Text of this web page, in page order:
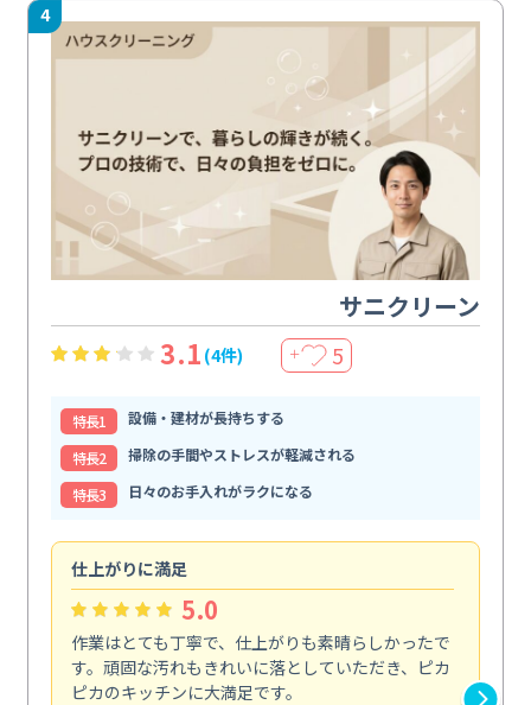
4
サニクリーン
3.1 (4件) ＋ 5
特⻑1
設備・建材が長持ちする
特⻑2
掃除の手間やストレスが軽減される
特⻑3
日々のお手入れがラクになる
仕上がりに満足
5.0
作業はとても丁寧で、仕上がりも素晴らしかったで
す。頑固な汚れもきれいに落としていただき、ピカ
ピカのキッチンに大満足です。